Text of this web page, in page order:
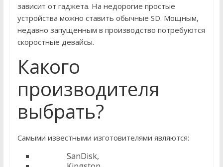
зависит от гаджета. На недорогие простые
устройства можно ставить обычные SD. Мощным,
недавно запущенным в производство потребуются
скоростные девайсы.
Какого
производителя
выбрать?
Самыми известными изготовителями являются:
SanDisk,